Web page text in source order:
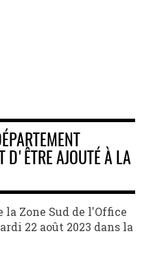
D'ÊTRE AJOUTÉ À LA
Zone Sud de l'Office
22 août 2023 dans la